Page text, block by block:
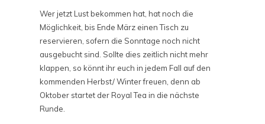
Wer jetzt Lust bekommen hat, hat noch die
Möglichkeit, bis Ende März einen Tisch zu
reservieren, sofern die Sonntage noch nicht
ausgebucht sind. Sollte dies zeitlich nicht mehr
klappen, so könnt ihr euch in jedem Fall auf den
kommenden Herbst/ Winter freuen, denn ab
Oktober startet der Royal Tea in die nächste
Runde.